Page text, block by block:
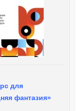
для
фантазия»